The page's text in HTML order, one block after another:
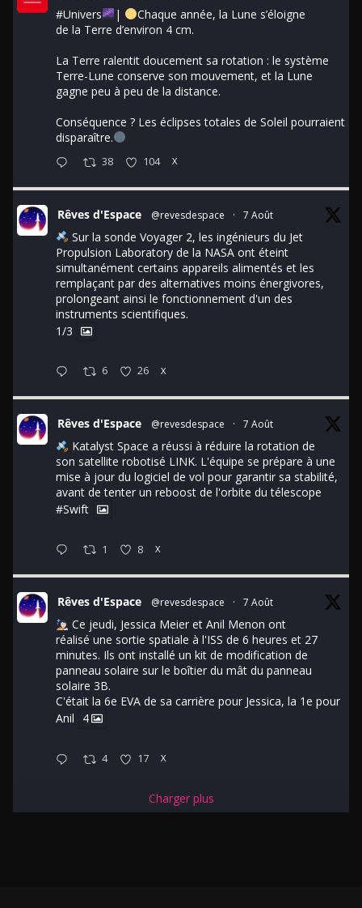
#Univers |
Chaque année, la Lune s’éloigne
de la Terre d’environ 4 cm.
La Terre ralentit doucement sa rotation : le système
Terre-Lune conserve son mouvement, et la Lune
gagne peu à peu de la distance.
Conséquence ? Les éclipses totales de Soleil pourraient
disparaître.
38 104 X
Rêves d'Espace @revesdespace · 7 Août
Sur la sonde Voyager 2, les ingénieurs du Jet
Propulsion Laboratory de la NASA ont éteint
simultanément certains appareils alimentés et les
remplaçant par des alternatives moins énergivores,
prolongeant ainsi le fonctionnement d'un des
instruments scientifiques.
1/3
6 26 X
Rêves d'Espace @revesdespace · 7 Août
Katalyst Space a réussi à réduire la rotation de
son satellite robotisé LINK. L'équipe se prépare à une
mise à jour du logiciel de vol pour garantir sa stabilité,
avant de tenter un reboost de l'orbite du télescope
#Swift
1 8 X
Rêves d'Espace @revesdespace · 7 Août
Ce jeudi, Jessica Meier et Anil Menon ont
réalisé une sortie spatiale à l'ISS de 6 heures et 27
minutes. Ils ont installé un kit de modification de
panneau solaire sur le boîtier du mât du panneau
solaire 3B.
C'était la 6e EVA de sa carrière pour Jessica, la 1e pour
Anil
4
4 17 X
Charger plus